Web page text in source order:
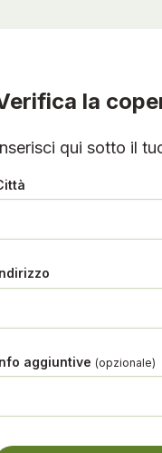
la
qui sotto il
aggiuntive (opzionale)